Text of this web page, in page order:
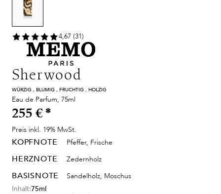
4,67 (31)
Sherwood
WÜRZIG , BLUMIG , FRUCHTIG , HOLZIG
Eau de Parfum, 75ml
255 € *
Preis inkl. 19% MwSt.
KOPFNOTE Pfeffer, Frische
HERZNOTE Zedernholz
BASISNOTE
Sandelholz, Moschus
Inhalt:75ml